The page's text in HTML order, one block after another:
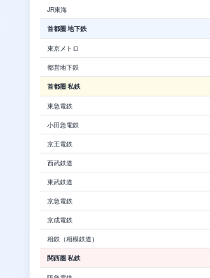
JR東海
首都圏 地下鉄
東京メトロ
都営地下鉄
首都圏 私鉄
東急電鉄
小田急電鉄
京王電鉄
西武鉄道
東武鉄道
京急電鉄
京成電鉄
相鉄（相模鉄道）
関西圏 私鉄